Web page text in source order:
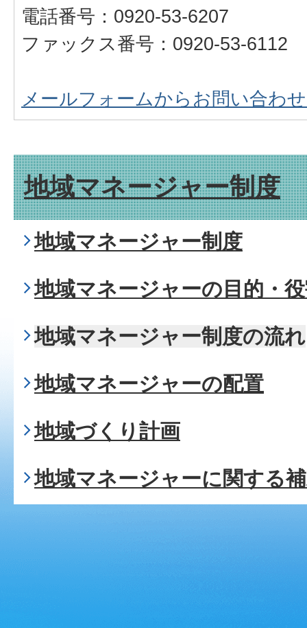
電話番号：0920-53-6207
ファックス番号：0920-53-6112
メールフォームからお問い合わ
地域マネージャー制度
地域マネージャー制度
地域マネージャーの目的・
地域マネージャー制度の流れ
地域マネージャーの配置
地域づくり計画
地域マネージャーに関する